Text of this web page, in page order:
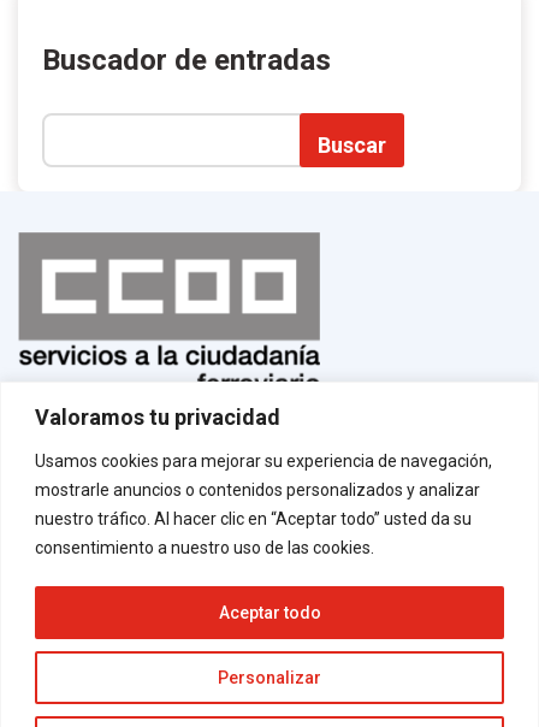
Valoramos tu privacidad
Usamos cookies para mejorar su experiencia de navegación,
mostrarle anuncios o contenidos personalizados y analizar
nuestro tráfico. Al hacer clic en “Aceptar todo” usted da su
consentimiento a nuestro uso de las cookies.
Personalizar
Aceptar todo
Buscador de entradas
Buscar
Normas de uso
Aviso legal
Política de privacidad
Política de cookies
Contacto
| Funciona gracias a